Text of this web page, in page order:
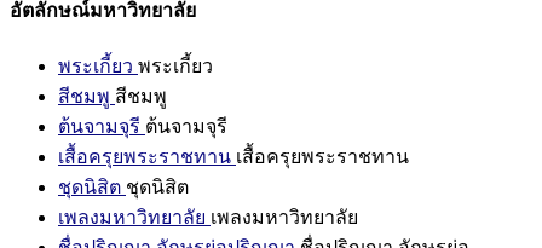
อัตลักษณ์มหาวิทยาลัย
พระเกี้ยว พระเกี้ยว
สีชมพู สีชมพู
ต้นจามจุรี ต้นจามจุรี
เสื้อครุยพระราชทาน เสื้อครุยพระราชทาน
ชุดนิสิต ชุดนิสิต
เพลงมหาวิทยาลัย เพลงมหาวิทยาลัย